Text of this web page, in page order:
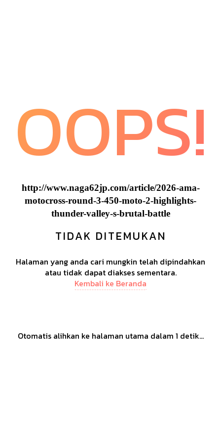
OOPS!
http://www.naga62jp.com/article/2026-ama-
motocross-round-3-450-moto-2-highlights-
thunder-valley-s-brutal-battle
TIDAK DITEMUKAN
Halaman yang anda cari mungkin telah dipindahkan
atau tidak dapat diakses sementara.
Kembali ke Beranda
Otomatis alihkan ke halaman utama dalam 1 detik...